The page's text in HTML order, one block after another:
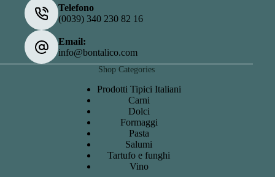
Telefono
(0039) 340 230 82 16
Email:
info@bontalico.com
Shop Categories
Prodotti Tipici Italiani
Carni
Dolci
Formaggi
Pasta
Salumi
Tartufo e funghi
Vino